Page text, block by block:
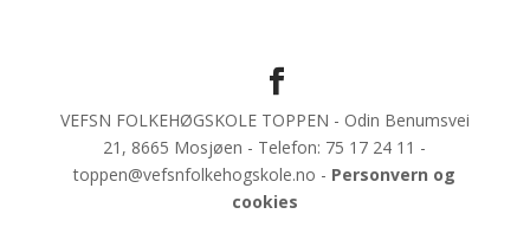
VEFSN FOLKEHØGSKOLE TOPPEN - Odin Benumsvei
21, 8665 Mosjøen - Telefon: 75 17 24 11 -
toppen@vefsnfolkehogskole.no - Personvern og
cookies